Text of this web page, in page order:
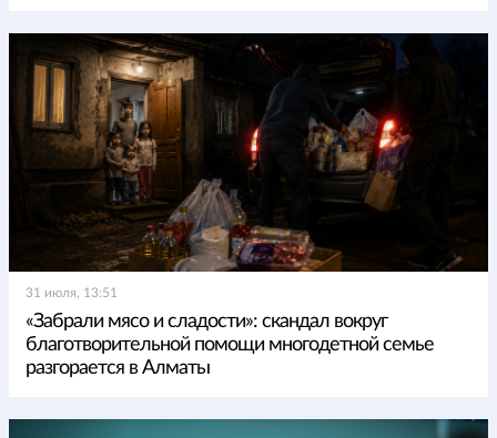
31 июля, 13:51
«Забрали мясо и сладости»: скандал вокруг
благотворительной помощи многодетной семье
разгорается в Алматы